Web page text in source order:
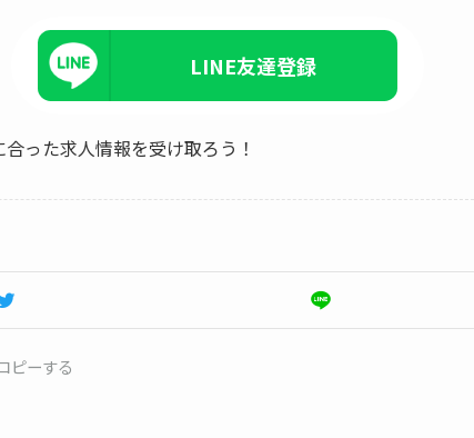
LINE友達登録
った求人情報を受け取ろう！
ピーする